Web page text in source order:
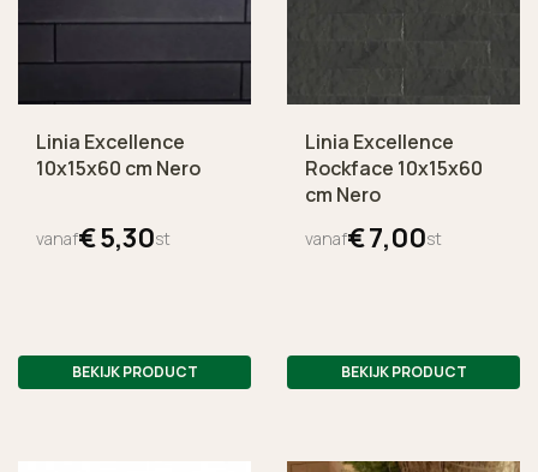
Linia Excellence
10x15x60 cm Nero
vanaf€5,30st
BEKIJK PRODUCT
Linia Excellence
Rockface 10x15x60
cm Nero
vanaf€7,00st
BEKIJK PRODUCT